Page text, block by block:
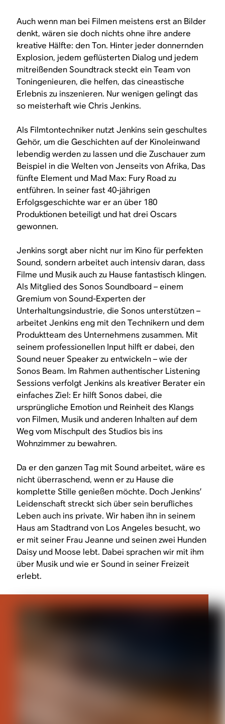
Auch wenn man bei Filmen meistens erst an Bilder
denkt, wären sie doch nichts ohne ihre andere
kreative Hälfte: den Ton. Hinter jeder donnernden
Explosion, jedem geflüsterten Dialog und jedem
mitreißenden Soundtrack steckt ein Team von
Toningenieuren, die helfen, das cineastische
Erlebnis zu inszenieren. Nur wenigen gelingt das
so meisterhaft wie Chris Jenkins.
Als Filmtontechniker nutzt Jenkins sein geschultes
Gehör, um die Geschichten auf der Kinoleinwand
lebendig werden zu lassen und die Zuschauer zum
Beispiel in die Welten vonJenseits von Afrika, Das
fünfte Element und Mad Max: Fury Road zu
entführen. In seiner fast 40-jährigen
Erfolgsgeschichte war er an über 180
Produktionen beteiligt und hat drei Oscars
gewonnen.
Jenkins sorgt aber nicht nur im Kino für perfekten
Sound, sondern arbeitet auch intensiv daran, dass
Filme und Musik auch zu Hause fantastisch klingen.
Als Mitglied des Sonos Soundboard – einem
Gremium von Sound-Experten der
Unterhaltungsindustrie, die Sonos unterstützen –
arbeitet Jenkins eng mit den Technikern und dem
Produktteam des Unternehmens zusammen. Mit
seinem professionellen Input hilft er dabei, den
Sound neuer Speaker zu entwickeln – wie der
Sonos Beam. Im Rahmen authentischer Listening
Sessions verfolgt Jenkins als kreativer Berater ein
einfaches Ziel: Er hilft Sonos dabei, die
ursprüngliche Emotion und Reinheit des Klangs
von Filmen, Musik und anderen Inhalten auf dem
Weg vom Mischpult des Studios bis ins
Wohnzimmer zu bewahren.
Da er den ganzen Tag mit Sound arbeitet, wäre es
nicht überraschend, wenn er zu Hause die
komplette Stille genießen möchte. Doch Jenkins’
Leidenschaft streckt sich über sein berufliches
Leben auch ins private. Wir haben ihn in seinem
Haus am Stadtrand von Los Angeles besucht, wo
er mit seiner Frau Jeanne und seinen zwei Hunden
Daisy und Moose lebt. Dabei sprachen wir mit ihm
über Musik und wie er Sound in seiner Freizeit
erlebt.